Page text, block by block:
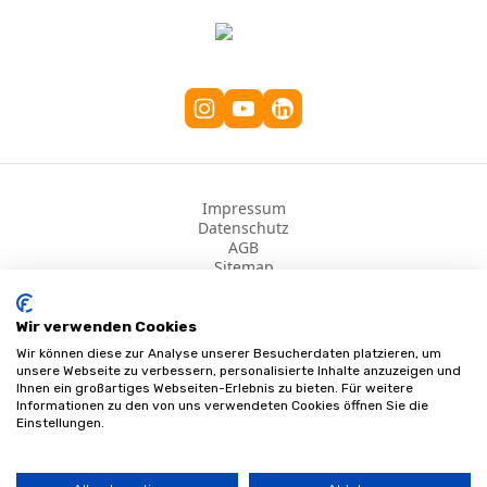
Impressum
Datenschutz
AGB
Sitemap
Wir verwenden Cookies
Wir können diese zur Analyse unserer Besucherdaten platzieren, um
unsere Webseite zu verbessern, personalisierte Inhalte anzuzeigen und
Ihnen ein großartiges Webseiten-Erlebnis zu bieten. Für weitere
Informationen zu den von uns verwendeten Cookies öffnen Sie die
Einstellungen.